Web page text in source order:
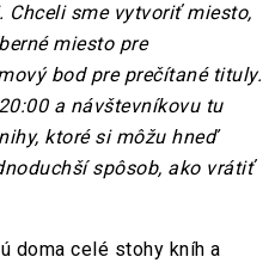
sme vytvoriť miesto,
miesto pre
bod pre prečítané tituly.
a návštevníkovu tu
ktoré si môžu hneď
spôsob, ako vrátiť
doma celé stohy kníh a